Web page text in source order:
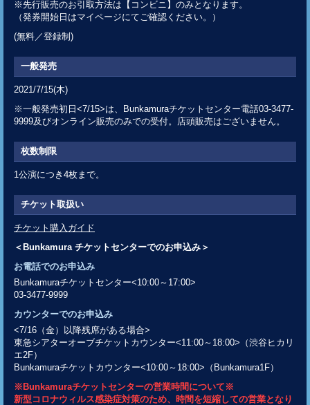
※先行販売のお引取方法は【コンビニ】のみとなります。
（発券開始日はマイページにてご確認ください。）
(無料／登録制)
一般発売
2021/7/15(木)
※一般発売初日<7/15>は、Bunkamuraチケットセンター電話03-3477-
9999及びオンライン販売のみでの受付。店頭販売はございません。
枚数制限
1公演につき4枚まで。
チケット取扱い
チケット購入ガイド
＜Bunkamura チケットセンターでのお申込み＞
お電話でのお申込み
Bunkamuraチケットセンター<10:00～17:00>
03-3477-9999
カウンターでのお申込み
<7/16（金）以降残席がある場合>
東急シアターオーブチケットカウンター<11:00～18:00>（渋谷ヒカリ
エ2F）
Bunkamuraチケットカウンター<10:00～18:00>（Bunkamura1F）
※Bunkamuraチケットセンターの営業時間について※
新型コロナウィルス感染症対策のため、時間を短縮しての営業となり